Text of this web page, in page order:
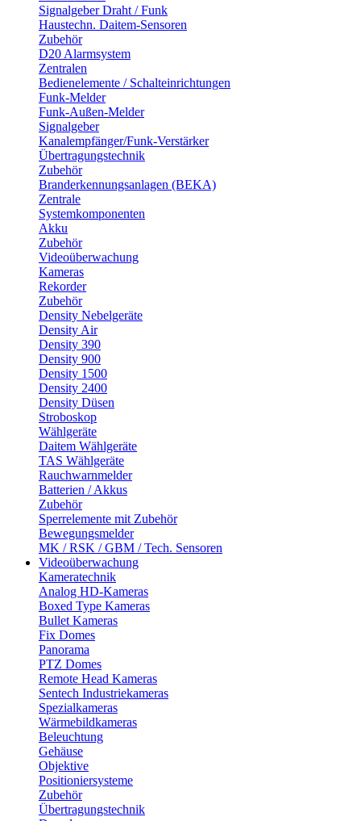
Signalgeber Draht / Funk
Haustechn. Daitem-Sensoren
Zubehör
D20 Alarmsystem
Zentralen
Bedienelemente / Schalteinrichtungen
Funk-Melder
Funk-Außen-Melder
Signalgeber
Kanalempfänger/Funk-Verstärker
Übertragungstechnik
Zubehör
Branderkennungsanlagen (BEKA)
Zentrale
Systemkomponenten
Akku
Zubehör
Videoüberwachung
Kameras
Rekorder
Zubehör
Density Nebelgeräte
Density Air
Density 390
Density 900
Density 1500
Density 2400
Density Düsen
Stroboskop
Wählgeräte
Daitem Wählgeräte
TAS Wählgeräte
Rauchwarnmelder
Batterien / Akkus
Zubehör
Sperrelemente mit Zubehör
Bewegungsmelder
MK / RSK / GBM / Tech. Sensoren
Videoüberwachung
Kameratechnik
Analog HD-Kameras
Boxed Type Kameras
Bullet Kameras
Fix Domes
Panorama
PTZ Domes
Remote Head Kameras
Sentech Industriekameras
Spezialkameras
Wärmebildkameras
Beleuchtung
Gehäuse
Objektive
Positioniersysteme
Zubehör
Übertragungstechnik